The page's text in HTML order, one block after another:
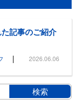
記事のご紹介
| 2026.06.06